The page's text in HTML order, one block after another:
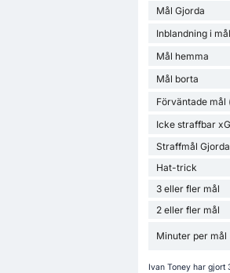
Mål Gjorda
Inblandning i mål
Mål hemma
Mål borta
Förväntade mål
Icke straffbar
Straffmål Gjorda
Hat-trick
3 eller fler mål
2 eller fler mål
Minuter per mål
Ivan Toney har gjort